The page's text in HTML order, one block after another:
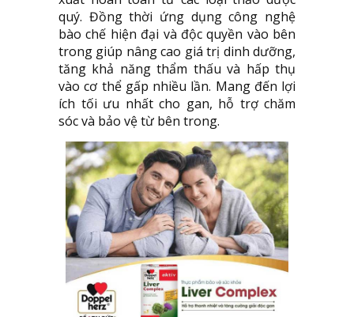
quý. Đồng thời ứng dụng công nghệ
bào chế hiện đại và độc quyền vào bên
trong giúp nâng cao giá trị dinh dưỡng,
tăng khả năng thẩm thấu và hấp thụ
vào cơ thể gấp nhiều lần. Mang đến lợi
ích tối ưu nhất cho gan, hỗ trợ chăm
sóc và bảo vệ từ bên trong.